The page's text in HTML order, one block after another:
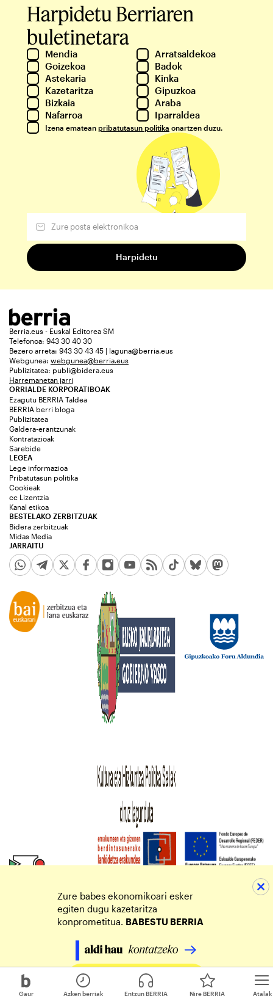
Gaur Atalak
Azken berriak Entzun BERRIA Nire BERRIA
Harpidetu Berriaren
buletinetara
Mendia
Arratsaldekoa
Goizekoa
Badok
Astekaria
Kinka
Kazetaritza
Gipuzkoa
Bizkaia
Araba
Nafarroa
Iparraldea
Izena ematean pribatutasun politika onartzen duzu.
Berria.eus - Euskal Editorea SM
Telefonoa: 943 30 40 30
Bezero arreta: 943 30 43 45 | laguna@berria.eus
Webgunea: webgunea@berria.eus
Publizitatea: publi@bidera.eus
Harremanetan jarri
ORRIALDE KORPORATIBOAK
Ezagutu BERRIA Taldea
BERRIA berri bloga
Publizitatea
Galdera-erantzunak
Kontratazioak
Sarebide
JARRAITU
LEGEA
Lege informazioa
Pribatutasun politika
Cookieak
cc Lizentzia
Kanal etikoa
BESTELAKO ZERBITZUAK
Bidera zerbitzuak
Midas Media
Zure babes ekonomikoari esker
egiten dugu kazetaritza
konprometitua. BABESTU BERRIA
Egin zure ekarpena